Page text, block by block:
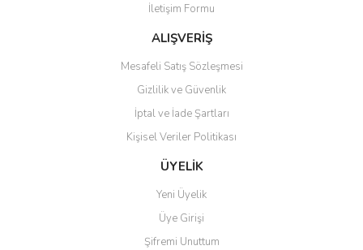
İletişim Formu
ALIŞVERİŞ
Mesafeli Satış Sözleşmesi
Gizlilik ve Güvenlik
İptal ve İade Şartları
Kişisel Veriler Politikası
ÜYELİK
Yeni Üyelik
Üye Girişi
Şifremi Unuttum